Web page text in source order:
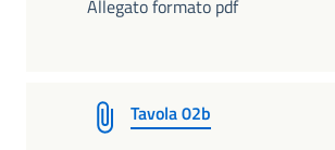
Allegato formato pdf
Tavola 02b